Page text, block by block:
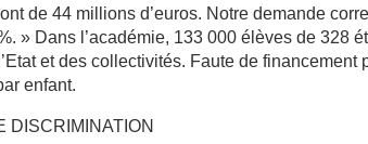
de 44 millions d’euros. Notre demande
» Dans l’académie, 133 000 élèves de 328
et des collectivités. Faute de
enfant.
DISCRIMINATION